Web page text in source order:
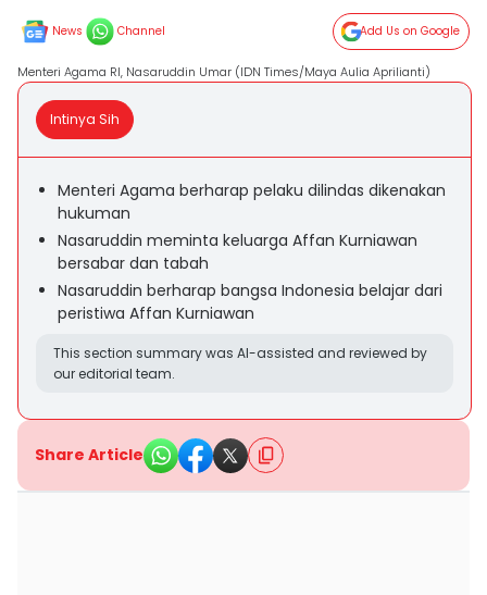
News Channel Add Us on Google
Menteri Agama RI, Nasaruddin Umar (IDN Times/Maya Aulia Aprilianti)
Intinya Sih
Menteri Agama berharap pelaku dilindas dikenakan
hukuman
Nasaruddin meminta keluarga Affan Kurniawan
bersabar dan tabah
Nasaruddin berharap bangsa Indonesia belajar dari
peristiwa Affan Kurniawan
This section summary was AI-assisted and reviewed by
our editorial team.
Share Article